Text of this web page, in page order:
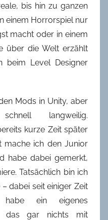
bis hin zu ganzen
einem Horrorspiel nur
macht oder in einem
über die Welt erzählt
beim Level Designer
Mods in Unity, aber
langweilig.
kurze Zeit später
mache ich den Junior
habe dabei gemerkt,
Tatsächlich bin ich
dabei seit einiger Zeit
habe ein eigenes
das gar nichts mit